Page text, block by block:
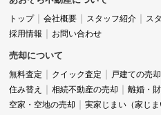
トップ 会社概要 スタッフ紹介 ス
採用情報
お問い合わせ
売却について
無料査定 クイック査定 戸建ての売却
住み替え
相続不動産の売却 離婚・
空家・空地の売却
実家じまい（家じま